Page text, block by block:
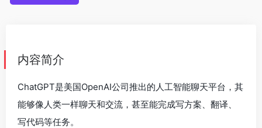
内容简介
ChatGPT是美国OpenAI公司推出的人工智能聊天平台，其
能够像人类一样聊天和交流，甚至能完成写方案、翻译、
写代码等任务。